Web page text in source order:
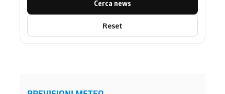
Cerca news
Reset